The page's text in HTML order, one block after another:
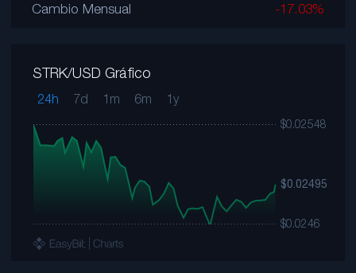
Cambio Mensual -17.03%
STRK/USD Gráfico
24h 7d 1m 6m 1y